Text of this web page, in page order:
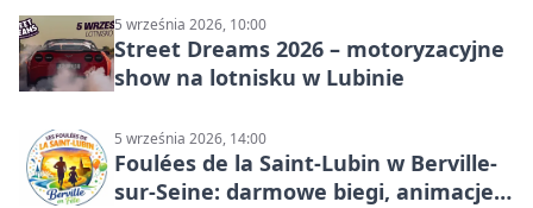
5 września 2026, 10:00
Street Dreams 2026 – motoryzacyjne
show na lotnisku w Lubinie
5 września 2026, 14:00
Foulées de la Saint-Lubin w Berville-
sur-Seine: darmowe biegi, animacje i